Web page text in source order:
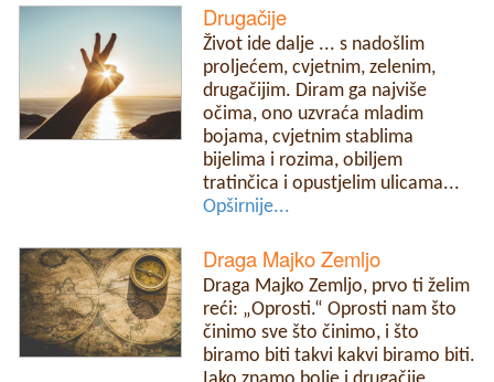
Drugačije
Život ide dalje ... s nadošlim
proljećem, cvjetnim, zelenim,
drugačijim. Diram ga najviše
očima, ono uzvraća mladim
bojama, cvjetnim stablima
bijelima i rozima, obiljem
tratinčica i opustjelim ulicama...
Opširnije...
Draga Majko Zemljo
Draga Majko Zemljo, prvo ti želim
reći: „Oprosti.“ Oprosti nam što
činimo sve što činimo, i što
biramo biti takvi kakvi biramo biti.